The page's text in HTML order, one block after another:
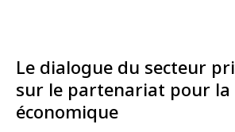
Le dialogue du secteur
sur le partenariat pour la
économique